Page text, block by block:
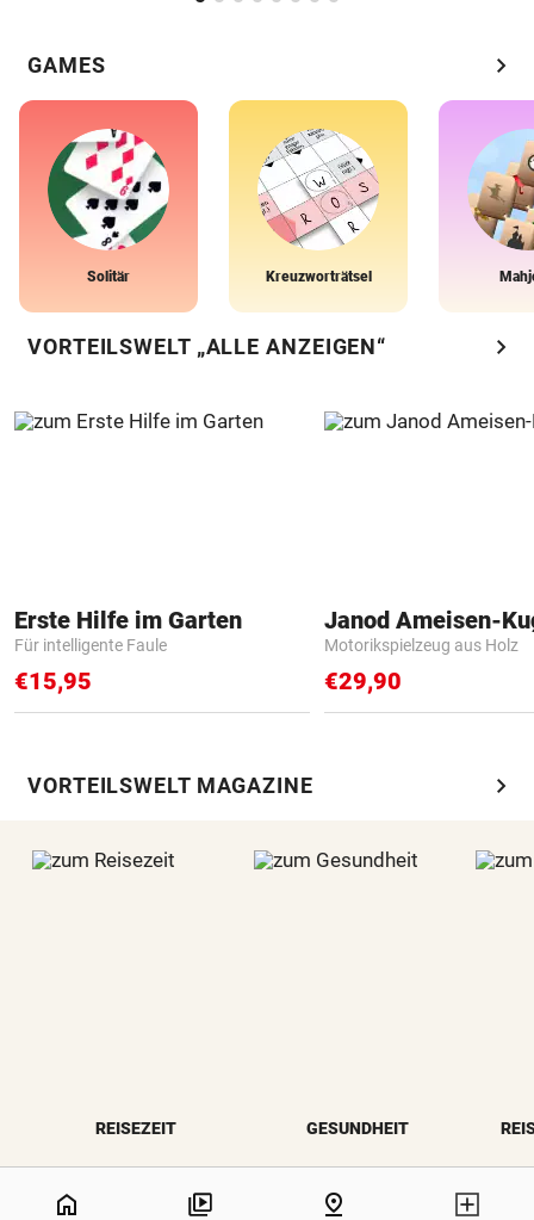
GAMES chevron_right
Solitär Kreuzworträtsel
VORTEILSWELT „ALLE ANZEIGEN“ chevron_right
Erste Hilfe im Garten
Für intelligente Faule
€15,95
Janod Ameisen-
Motorikspielzeug aus Holz
€29,90
VORTEILSWELT MAGAZINE chevron_right
REISEZEIT GESUNDHEIT
home pin_drop
NaN%